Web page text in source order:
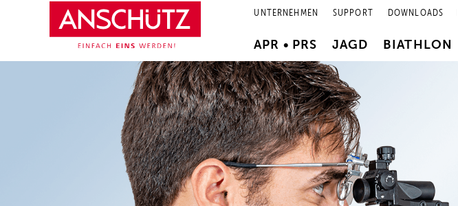
UNTERNEHMEN SUPPORT DOWNLOADS
APR • PRS JAGD BIATHLON